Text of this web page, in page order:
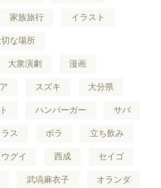
家族旅行 イラスト
切な場所
大衆演劇 漫画
スズキ 大分県
ハンバーガー サバ
ラス ボラ 立ち飲み
ウグイ 西成 セイゴ
武塙麻衣子 オランダ